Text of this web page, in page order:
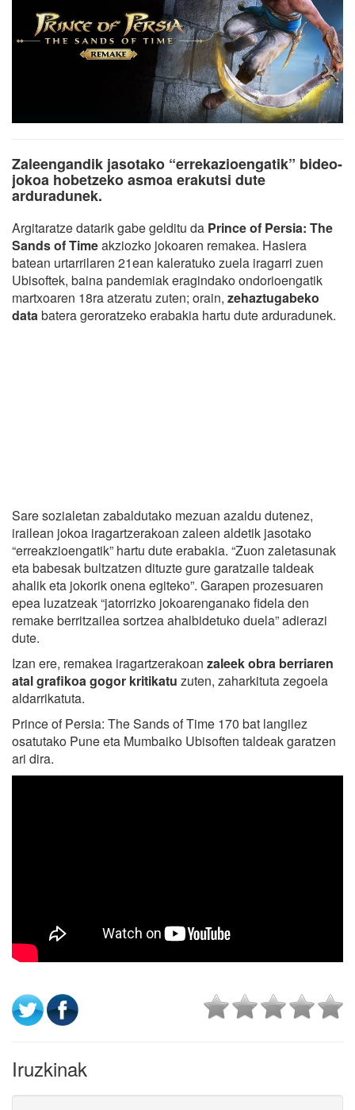
Zaleengandik jasotako “errekazioengatik” bideo-
jokoa hobetzeko asmoa erakutsi dute
arduradunek.
Argitaratze datarik gabe gelditu da Prince of Persia: The
Sands of Timeakziozko jokoaren remakea. Hasiera
batean urtarrilaren 21ean kaleratuko zuela iragarri zuen
Ubisoftek, baina pandemiak eragindako ondorioengatik
martxoaren 18ra atzeratu zuten; orain, zehaztugabeko
databatera geroratzeko erabakia hartu dute arduradunek.
Sare sozialetan zabaldutako mezuan azaldu dutenez,
irailean jokoa iragartzerakoan zaleen aldetik jasotako
“erreakzioengatik” hartu dute erabakia. “Zuon zaletasunak
eta babesak bultzatzen dituzte gure garatzaile taldeak
ahalik eta jokorik onena egiteko”. Garapen prozesuaren
epea luzatzeak “jatorrizko jokoarenganako fidela den
remake berritzailea sortzea ahalbidetuko duela” adierazi
dute.
Izan ere, remakea iragartzerakoan zaleek obra berriaren
atal grafikoa gogor kritikatu zuten, zaharkituta zegoela
aldarrikatuta.
Prince of Persia: The Sands of Time 170 bat langilez
osatutako Pune eta Mumbaiko Ubisoften taldeak garatzen
ari dira.
Iruzkinak